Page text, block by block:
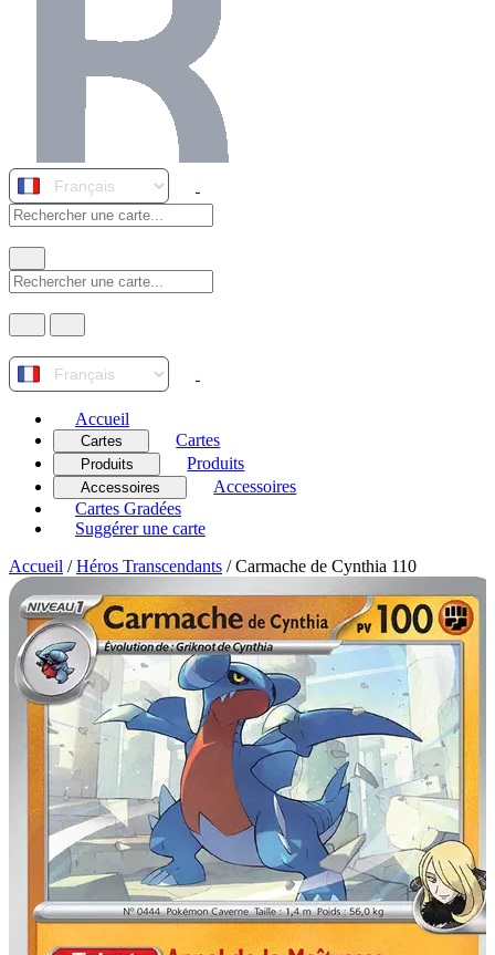
Accueil
Cartes Cartes
Produits Produits
Accessoires
Accessoires
Cartes Gradées
Suggérer une carte
Accueil / Héros Transcendants / Carmache de Cynthia 110